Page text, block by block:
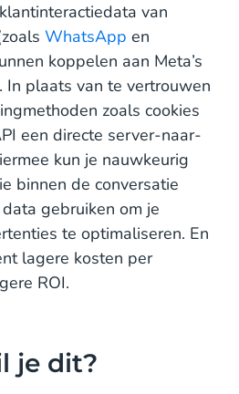
van
WhatsApp en
koppelen aan Meta’s
plaats van te vertrouwen
zoals cookies
een directe server-naar-
kun je nauwkeurig
binnen de conversatie
gebruiken om je
te optimaliseren. En
lagere kosten per
ROI.
je dit?